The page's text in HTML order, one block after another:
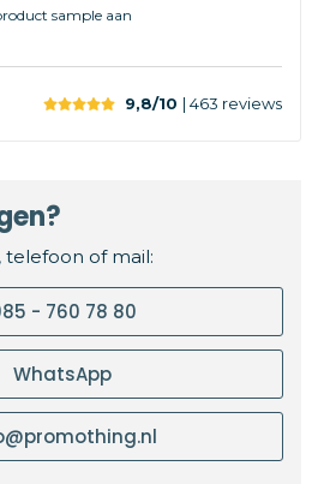
sample aan
9,8/10 | 463 reviews
telefoon of mail:
- 760 78 80
WhatsApp